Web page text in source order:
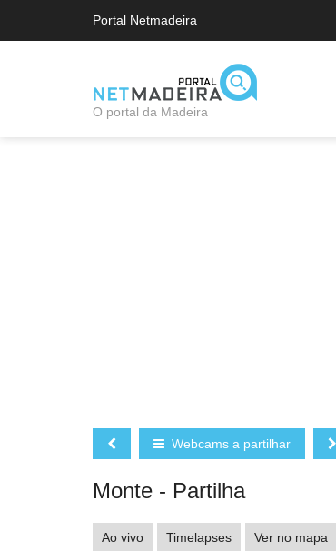
Portal Netmadeira
O portal da Madeira
Webcams a partilhar
Monte - Partilha
Ao vivo Timelapses Ver no mapa